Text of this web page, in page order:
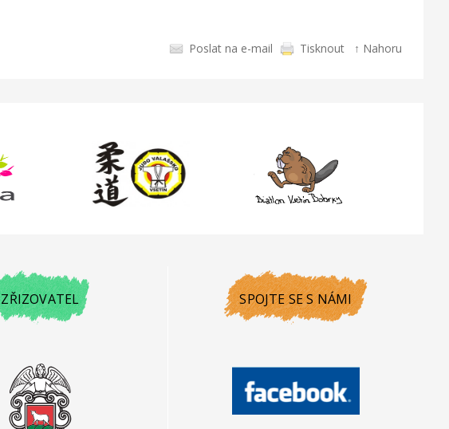
Poslat na e-mail
Tisknout ↑ Nahoru
ZŘIZOVATEL SPOJTE SE S NÁMI